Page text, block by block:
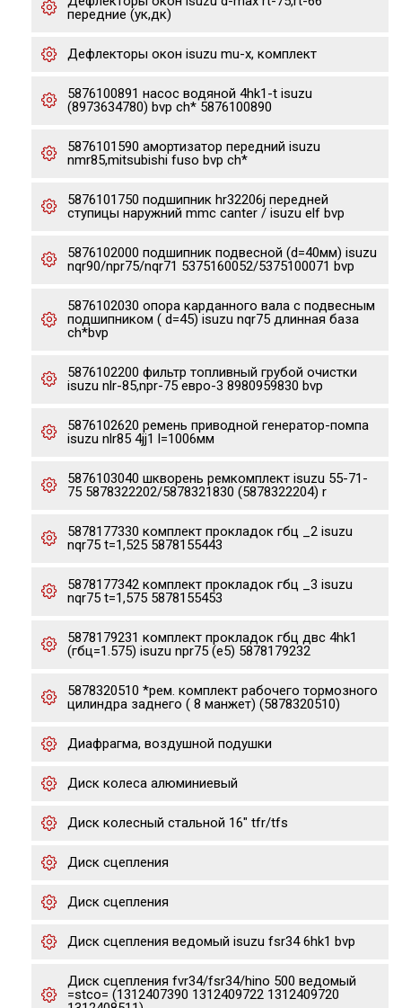
передние (ук,дк)
Дефлекторы окон isuzu mu-x, комплект
5876100891 насос водяной 4hk1-t isuzu
(8973634780) bvp ch* 5876100890
5876101590 амортизатор передний isuzu
nmr85,mitsubishi fuso bvp ch*
5876101750 подшипник hr32206j передней
ступицы наружний mmc canter / isuzu elf bvp
5876102000 подшипник подвесной (d=40мм) isuzu
nqr90/npr75/nqr71 5375160052/5375100071 bvp
5876102030 опора карданного вала с подвесным
подшипником ( d=45) isuzu nqr75 длинная база
ch*bvp
5876102200 фильтр топливный грубой очистки
isuzu nlr-85,npr-75 евро-3 8980959830 bvp
5876102620 ремень приводной генератор-помпа
isuzu nlr85 4jj1 l=1006мм
5876103040 шкворень ремкомплект isuzu 55-71-
75 5878322202/5878321830 (5878322204) r
5878177330 комплект прокладок гбц _2 isuzu
nqr75 t=1,525 5878155443
5878177342 комплект прокладок гбц _3 isuzu
nqr75 t=1,575 5878155453
5878179231 комплект прокладок гбц двс 4hk1
(гбц=1.575) isuzu npr75 (e5) 5878179232
5878320510 *рем. комплект рабочего тормозного
цилиндра заднего ( 8 манжет) (5878320510)
Диафрагма, воздушной подушки
Диск колеса алюминиевый
Диск колесный стальной 16" tfr/tfs
Диск сцепления
Диск сцепления
Диск сцепления ведомый isuzu fsr34 6hk1 bvp
Диск сцепления fvr34/fsr34/hino 500 ведомый
=stco= (1312407390 1312409722 1312409720